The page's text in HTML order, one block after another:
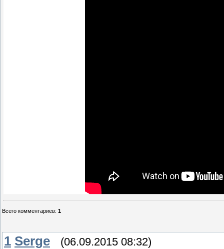
Всего комментариев: 1
1 Serge (06.09.2015 08:32)